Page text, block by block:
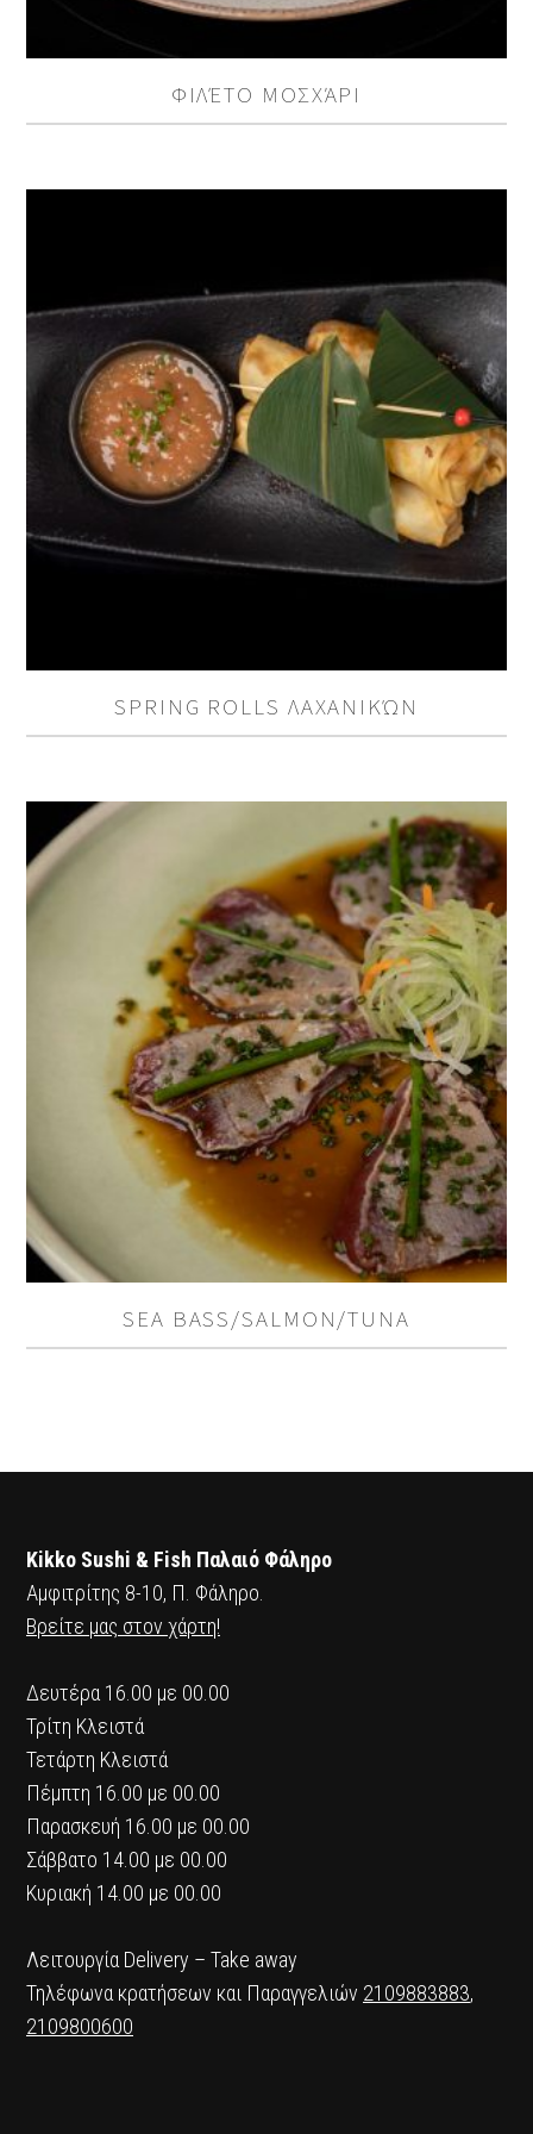
ΦΙΛΈΤΟ ΜΟΣΧΆΡΙ
SPRING ROLLS ΛΑΧΑΝΙΚΏΝ
SEA BASS/SALMON/TUNA
Kikko Sushi & Fish Παλαιό Φάληρο
Αμφιτρίτης 8-10, Π. Φάληρο.
Βρείτε μας στον χάρτη!
Δευτέρα 16.00 με 00.00
Τρίτη Κλειστά
Τετάρτη Κλειστά
Πέμπτη 16.00 με 00.00
Παρασκευή 16.00 με 00.00
Σάββατο 14.00 με 00.00
Κυριακή 14.00 με 00.00
Λειτουργία Delivery – Take away
Τηλέφωνα κρατήσεων και Παραγγελιών 2109883883,
2109800600